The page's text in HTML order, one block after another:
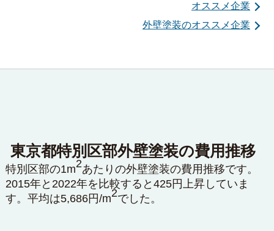
オススメ企業
外壁塗装のオススメ企業
東京都特別区部外壁塗装の費用推移
特別区部の1m2あたりの外壁塗装の費用推移です。
2015年と2022年を比較すると425円上昇していま
す。平均は5,686円/m2でした。